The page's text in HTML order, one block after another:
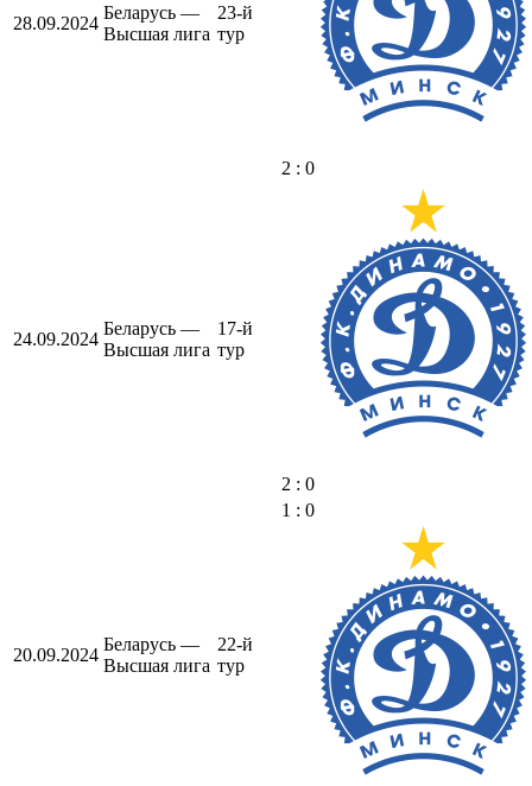
28.09.2024
Беларусь —
Высшая лига
23-й
тур
2 : 0
24.09.2024
Беларусь —
Высшая лига
17-й
тур
2 : 0
20.09.2024
Беларусь —
Высшая лига
22-й
тур
1 : 0